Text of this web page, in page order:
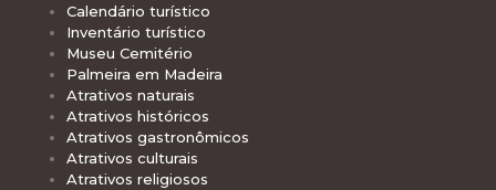
Calendário turístico
Inventário turístico
Museu Cemitério
Palmeira em Madeira
Atrativos naturais
Atrativos históricos
Atrativos gastronômicos
Atrativos culturais
Atrativos religiosos